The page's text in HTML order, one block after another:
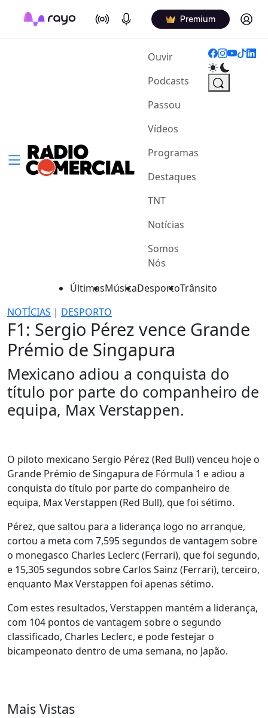
On Air Podcasts Premium Log in
Ouvir(current)
Podcasts
Passou
Vídeos
Programas
Destaques
TNT
Notícias
Somos
Nós
ÚltimasMúsicaDesportoTrânsito
NOTÍCIAS | DESPORTO
F1: Sergio Pérez vence Grande
Prémio de Singapura
Mexicano adiou a conquista do
título por parte do companheiro de
equipa, Max Verstappen.
O piloto mexicano Sergio Pérez (Red Bull) venceu hoje o
Grande Prémio de Singapura de Fórmula 1 e adiou a
conquista do título por parte do companheiro de
equipa, Max Verstappen (Red Bull), que foi sétimo.
Pérez, que saltou para a liderança logo no arranque,
cortou a meta com 7,595 segundos de vantagem sobre
o monegasco Charles Leclerc (Ferrari), que foi segundo,
e 15,305 segundos sobre Carlos Sainz (Ferrari), terceiro,
enquanto Max Verstappen foi apenas sétimo.
Com estes resultados, Verstappen mantém a liderança,
com 104 pontos de vantagem sobre o segundo
classificado, Charles Leclerc, e pode festejar o
bicampeonato dentro de uma semana, no Japão.
Mais Vistas